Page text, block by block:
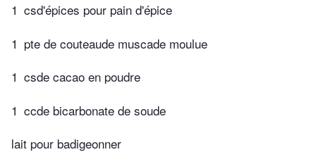
1 csd'épices pour pain d'épice
1 pte de couteaude muscade moulue
1 csde cacao en poudre
1 ccde bicarbonate de soude
lait pour badigeonner